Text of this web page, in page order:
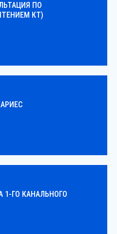
ПО
КТ)
1-ГО КАНАЛЬНОГО